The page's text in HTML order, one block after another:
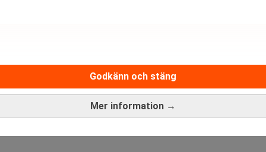
Mer information →
Godkänn och stängMedarbetare inom Intern
Sista ansökningsdag:13/06/